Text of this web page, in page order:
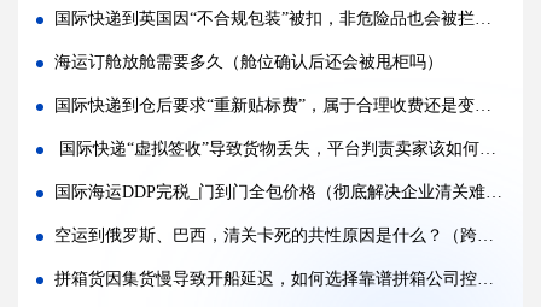
国际空运附加费有哪些（燃油、安检、操作费一览）
国际空运运价经常波动（影响空运价格的核心因素）
深圳盐田、蛇口、南沙港口海运出货，码头操作流程有何差异?(国际海运干货知识分享)
超长超宽货物走海运，提前需要向船公司申请哪些特殊许可?(不清楚的外贸人看过来)
受潮货物海运集装箱如何防潮，哪些防潮方案性价比最高?(国际海运干货知识分享)
海运货物查验后，多久可以完成放行，货代可以加速处理吗?(国际海运干货知识分享)
东南亚近洋海运直航与中转船怎么选，中转货存在哪些潜在风险?(国际海运干货知识分享)
国际快递到英国因“不合规包装”被扣，非危险品也会被拦截的真实原因（跨境电商卖家请注意）
海运订舱放舱需要多久（舱位确认后还会被甩柜吗）
国际快递到仓后要求“重新贴标费”，属于合理收费还是变相加价（跨境电商卖家请注意）
国际快递“虚拟签收”导致货物丢失，平台判责卖家该如何举证申诉（不清楚的跨境电商卖家看过来）
国际海运DDP完税_门到门全包价格（彻底解决企业清关难、税费不确定的痛点）
空运到俄罗斯、巴西，清关卡死的共性原因是什么？（跨境电商卖家请注意）
拼箱货因集货慢导致开船延迟，如何选择靠谱拼箱公司控时效（国际海运干货知识分享）